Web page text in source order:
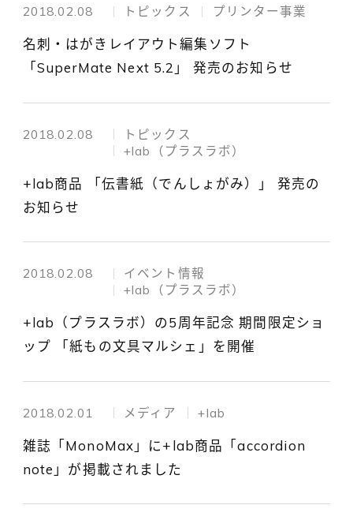
2018.02.08 トピックス プリンター事業
名刺・はがきレイアウト編集ソフト
「SuperMate Next 5.2」 発売のお知らせ
2018.02.08
トピックス
+lab（プラスラボ）
+lab商品 「伝書紙（でんしょがみ）」 発売の
お知らせ
2018.02.08
イベント情報
+lab（プラスラボ）
+lab（プラスラボ）の5周年記念 期間限定ショ
ップ 「紙もの文具マルシェ」を開催
2018.02.01 メディア +lab
雑誌「MonoMax」に+lab商品「accordion
note」が掲載されました